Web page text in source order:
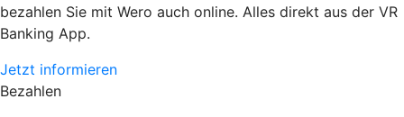
bezahlen Sie mit Wero auch online. Alles direkt aus der VR
Banking App.
Jetzt informieren
Bezahlen